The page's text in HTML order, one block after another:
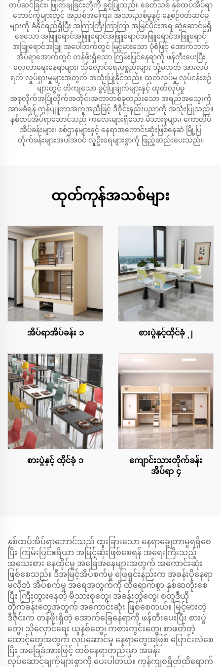
တပ်ဆင်ခြင်း၊ ဖြုတ်ချခြင်းတို့ကို ခွင့်ပြုသည်။ ခေတ်သစ် နှစ်ထပ်အိပ်ရာ
ဘောင်ကွဲများတွင် အညစ်အကြေး၊ အသားညစ်မှုနှင့် နေ့စဉ်ဝတ်ဆင်မှု
များကို ခံနိုင်ရည်ရှိပြီး အကြာကြီးကြာကြာ အမြင်ပိုင်းအရ ဆွဲဆောင်မှုရှိ
စေသော အဖြူရောင်အဖြူရောင်အဖြူရောင်အဖြူရောင်အဖြူရောင်
အဖြူရောင်အဖြူ အပေါ်ဘက်တွင် မြင့်မားသော ပုံစံဖြင့် အောက်ဘက်
အိပ်ရာအောက်တွင် တန်ဖိုးရှိသော ကြမ်းပြင်နေရာကို ဖန်တီးပေးပြီး
လေ့လာရေးနေရာများ၊ သိုလှောင်ရေးပစ္စည်းများ သို့မဟုတ် အားလပ်
ရက် လှုပ်ရှားမှုများအတွက် အသုံးပြုနိုင်သည်။ ထုတ်လုပ်မှု လုပ်ငန်းစဉ်
များတွင် တိကျသော ခွင့်ပြုချက်များနှင့် ထုတ်လုပ်မှု
အစုလိုက်အပြုံလိုက်အတိုင်းအတာတစ်ခုတည်းသော အရည်အသွေးကို
အာမခံရန် ကွန်ပျူတာအကူအညီဖြင့် ဒီဇိုင်းနည်းပညာကို အသုံးပြုသည်။
နှစ်ထပ်အိပ်ရာဘောင်သည် ကလေးများရှိသော မိသားစုများ၊ ကောလိပ်
အိပ်ခန်းများ၊ စစ်ဌာနများနှင့် နေရာအကောင်းဆုံးဖြစ်နေဆဲ မြို့ပြ
တိုက်ခန်းများအပါအဝင် လူဦးရေများစွာကို ဖြည့်ဆည်းပေးသည်။
ထုတ်ကုန်အသစ်များ
အိပ်ရာအိပ်ခန်း ၁ စားပွဲနှင့်ထိုင်ခုံ ၂
စားပွဲနှင့် ထိုင်ခုံ ၁
ကျောင်းသားတိုက်ခန်း
အိပ်ရာ ၄
နှစ်ထပ်အိပ်ရာဘောင်သည် ထူးခြားသော နေရာချွေတာမှုရရှိစေ
ပြီး ကြမ်းပြင်ဧရိယာ အမြင့်ဆုံးဖြစ်စေရန် အရေးကြီးသည့်
အသေးစား နေထိုင်မှု အခြေအနေများအတွက် အကောင်းဆုံး
ဖြစ်စေသည်။ ဒီအမြင့်အိပ်စက်မှု ဖြေရှင်းနည်းက အခန်းပိုနေရာ
မလိုဘဲ အိပ်စက်မှု အရေအတွက်ကို ထိရောက်စွာ နှစ်ဆတိုးစေ
ပြီး ကြီးထွားနေတဲ့ မိသားစုတွေ၊ အခန်းတွဲတွေ၊ စတူဒီယို
တိုက်ခန်းတွေအတွက် အကောင်းဆုံး ဖြစ်စေတယ်။ မြင့်မားတဲ့
ဒီဇိုင်းက တန်ဖိုးရှိတဲ့ အောက်ခြေနေရာကို ဖန်တီးပေးပြီး စားပွဲ
တွေ၊ သိုလှောင်ရေး ယူနစ်တွေ၊ ကစားကွင်းတွေ၊ စာဖတ်တဲ့
ထောင့်တွေအတွက် လုပ်ဆောင်မှု နေရာတွေအဖြစ် ပြောင်းလဲစေ
ပြီး အခြေခံအားဖြင့် တစ်နေရာတည်းမှာ အခန်း
လုပ်ဆောင်ချက်များစွာကို ပေးပါတယ်။ ကုန်ကျစရိတ်ထိရောက်